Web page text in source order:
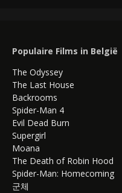
Populaire Films in België
The Odyssey
The Last House
Backrooms
Spider-Man 4
Evil Dead Burn
Supergirl
Moana
The Death of Robin Hood
Spider-Man: Homecoming
군체